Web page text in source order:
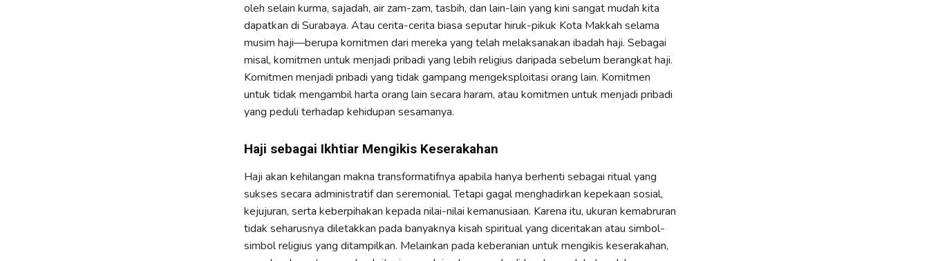
oleh selain kurma, sajadah, air zam-zam, tasbih, dan lain-lain yang kini sangat mudah kita
dapatkan di Surabaya. Atau cerita-cerita biasa seputar hiruk-pikuk Kota Makkah selama
musim haji—berupa komitmen dari mereka yang telah melaksanakan ibadah haji. Sebagai
misal, komitmen untuk menjadi pribadi yang lebih religius daripada sebelum berangkat haji.
Komitmen menjadi pribadi yang tidak gampang mengeksploitasi orang lain. Komitmen
untuk tidak mengambil harta orang lain secara haram, atau komitmen untuk menjadi pribadi
yang peduli terhadap kehidupan sesamanya.
Haji sebagai Ikhtiar Mengikis Keserakahan
Haji akan kehilangan makna transformatifnya apabila hanya berhenti sebagai ritual yang
sukses secara administratif dan seremonial. Tetapi gagal menghadirkan kepekaan sosial,
kejujuran, serta keberpihakan kepada nilai-nilai kemanusiaan. Karena itu, ukuran kemabruran
tidak seharusnya diletakkan pada banyaknya kisah spiritual yang diceritakan atau simbol-
simbol religius yang ditampilkan. Melainkan pada keberanian untuk mengikis keserakahan,